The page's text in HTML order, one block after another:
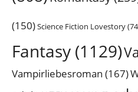
(150)Science Fiction Lovestory
Fantasy (1129)
Vampirliebesroman (167)